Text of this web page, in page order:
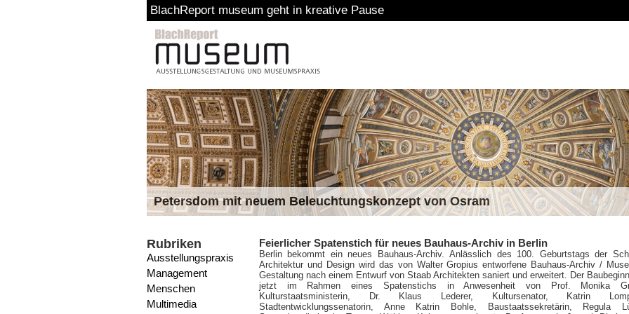
BlachReport museum geht in kreative Pause
Petersdom mit neuem Beleuchtungskonzept von Osram
Rubriken
Ausstellungspraxis
Management
Menschen
Multimedia
Feierlicher Spatenstich für neues Bauhaus-Archiv in Berlin
Berlin bekommt ein neues Bauhaus-Archiv. Anlässlich des 100. Geburtstags der
Architektur und Design wird das von Walter Gropius entworfene Bauhaus-Archiv /
Gestaltung nach einem Entwurf von Staab Architekten saniert und erweitert. Der
jetzt im Rahmen eines Spatenstichs in Anwesenheit von Prof. Monika
Kulturstaatsministerin, Dr. Klaus Lederer, Kultursenator, Katrin
Stadtentwicklungssenatorin, Anne Katrin Bohle, Baustaatssekretärin, Regula